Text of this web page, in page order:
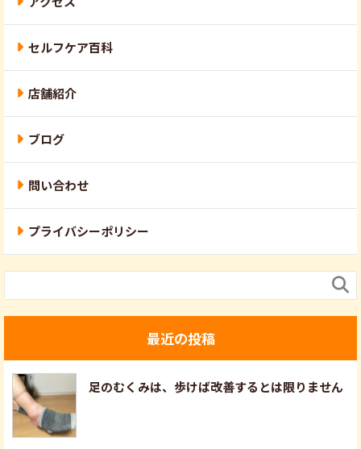
セルフケア百科
店舗紹介
ブログ
問い合わせ
プライバシーポリシー

最近の投稿
足のむくみは、歩けば改善するとは限りません